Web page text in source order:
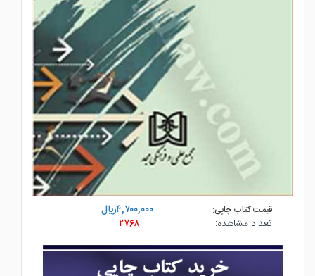
قیمت کتاب چاپی:
۴,۷۰۰,۰۰۰ريال
تعداد مشاهده:
۲۷۶۸